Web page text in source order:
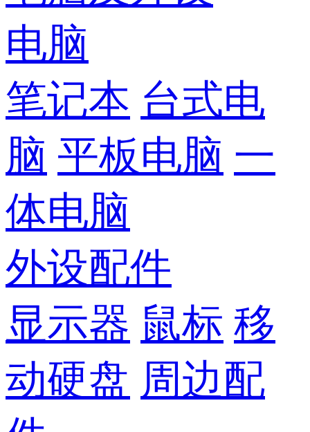
电脑
笔记本 台式电
脑 平板电脑 一
体电脑
外设配件
显示器 鼠标 移
动硬盘 周边配